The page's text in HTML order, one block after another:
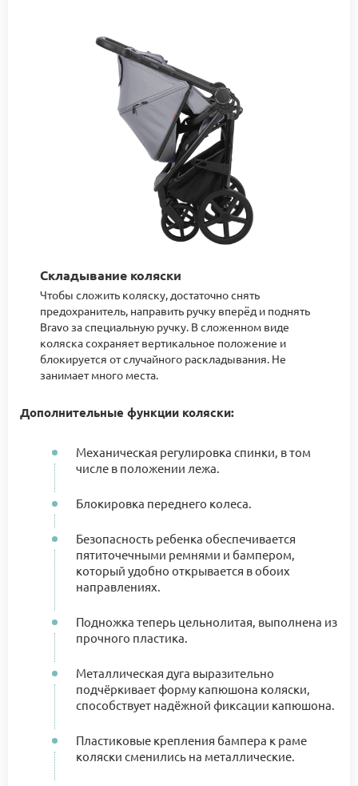
Складывание коляски
Чтобы сложить коляску, достаточно снять
предохранитель, направить ручку вперёд и поднять
Bravo за специальную ручку. В сложенном виде
коляска сохраняет вертикальное положение и
блокируется от случайного раскладывания. Не
занимает много места.
Дополнительные функции коляски:
Механическая регулировка спинки, в том
числе в положении лежа.
Блокировка переднего колеса.
Безопасность ребенка обеспечивается
пятиточечными ремнями и бампером,
который удобно открывается в обоих
направлениях.
Подножка теперь цельнолитая, выполнена из
прочного пластика.
Металлическая дуга выразительно
подчёркивает форму капюшона коляски,
способствует надёжной фиксации капюшона.
Пластиковые крепления бампера к раме
коляски сменились на металлические.